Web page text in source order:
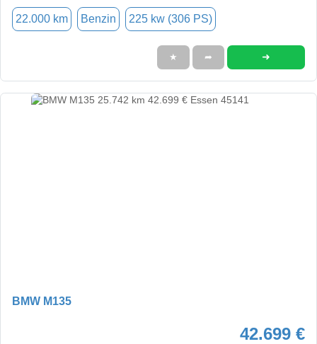
22.000 km Benzin 225 kw (306 PS)
★ ➦ ➜
BMW M135
42.699 €